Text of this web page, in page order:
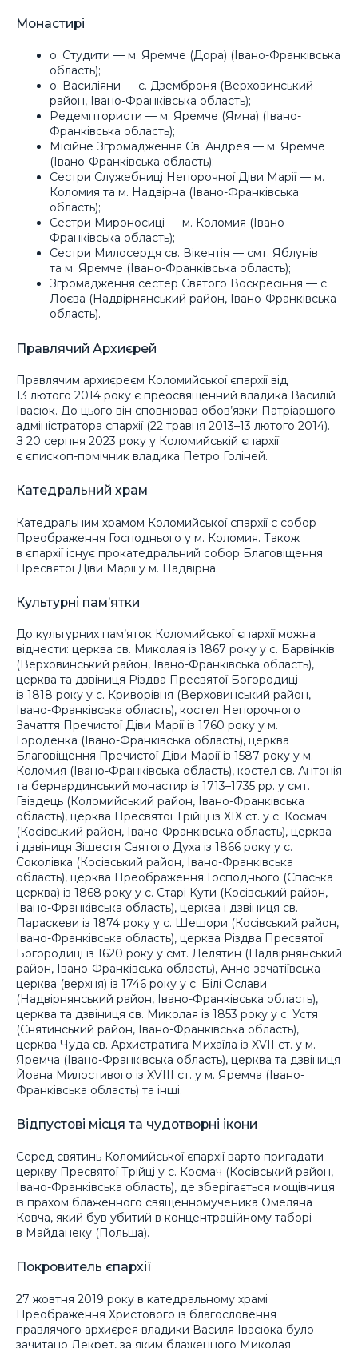
Монастирі
о. Студити — м. Яремче (Дора) (Івано-Франківська
область);
о. Василіяни — с. Дземброня (Верховинський
район, Івано-Франківська область);
Редемптористи — м. Яремче (Ямна) (Івано-
Франківська область);
Місійне Згромадження Св. Андрея — м. Яремче
(Івано-Франківська область);
Сестри Служебниці Непорочної Діви Марії — м.
Коломия та м. Надвірна (Івано-Франківська
область);
Сестри Мироносиці — м. Коломия (Івано-
Франківська область);
Сестри Милосердя св. Вікентія — смт. Яблунів
та м. Яремче (Івано-Франківська область);
Згромадження сестер Святого Воскресіння — с.
Лоєва (Надвірнянський район, Івано-Франківська
область).
Правлячий Архиєрей
Правлячим архиєреєм Коломийської єпархії від
13 лютого 2014 року є преосвященний владика Василій
Івасюк. До цього він сповнював обов’язки Патріаршого
адміністратора єпархії (22 травня 2013–13 лютого 2014).
З 20 серпня 2023 року у Коломийській єпархії
є єпископ-помічник владика Петро Голіней.
Катедральний храм
Катедральним храмом Коломийської єпархії є собор
Преображення Господнього у м. Коломия. Також
в єпархії існує прокатедральний собор Благовіщення
Пресвятої Діви Марії у м. Надвірна.
Культурні пам’ятки
До культурних пам’яток Коломийської єпархії можна
віднести: церква св. Миколая із 1867 року у с. Барвінків
(Верховинський район, Івано-Франківська область),
церква та дзвіниця Різдва Пресвятої Богородиці
із 1818 року у с. Криворівня (Верховинський район,
Івано-Франківська область), костел Непорочного
Зачаття Пречистої Діви Марії із 1760 року у м.
Городенка (Івано-Франківська область), церква
Благовіщення Пречистої Діви Марії із 1587 року у м.
Коломия (Івано-Франківська область), костел св. Антонія
та бернардинський монастир із 1713–1735 рр. у смт.
Гвіздець (Коломийський район, Івано-Франківська
область), церква Пресвятої Трійці із XIX ст. у с. Космач
(Косівський район, Івано-Франківська область), церква
і дзвіниця Зішестя Святого Духа із 1866 року у с.
Соколівка (Косівський район, Івано-Франківська
область), церква Преображення Господнього (Спаська
церква) із 1868 року у с. Старі Кути (Косівський район,
Івано-Франківська область), церква і дзвіниця св.
Параскеви із 1874 року у с. Шешори (Косівський район,
Івано-Франківська область), церква Різдва Пресвятої
Богородиці із 1620 року у смт. Делятин (Надвірнянський
район, Івано-Франківська область), Анно-зачатіївська
церква (верхня) із 1746 року у с. Білі Ослави
(Надвірнянський район, Івано-Франківська область),
церква та дзвіниця св. Миколая із 1853 року у с. Устя
(Снятинський район, Івано-Франківська область),
церква Чуда св. Архистратига Михаїла із XVII ст. у м.
Яремча (Івано-Франківська область), церква та дзвіниця
Йоана Милостивого із XVIII ст. у м. Яремча (Івано-
Франківська область) та інші.
Відпустові місця та чудотворні ікони
Серед святинь Коломийської єпархії варто пригадати
церкву Пресвятої Трійці у с. Космач (Косівський район,
Івано-Франківська область), де зберігається мощівниця
із прахом блаженного священномученика Омеляна
Ковча, який був убитий в концентраційному таборі
в Майданеку (Польща).
Покровитель єпархії
27 жовтня 2019 року в катедральному храмі
Преображення Христового із благословення
правлячого архиєрея владики Василя Івасюка було
зачитано Декрет, за яким блаженного Миколая